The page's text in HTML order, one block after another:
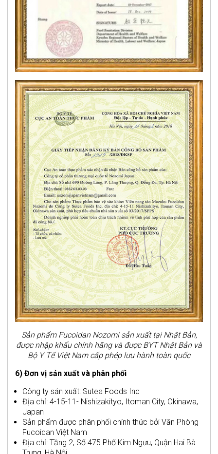
Sản phẩm Fucoidan Nozomi sản xuất tại Nhật Bản,
được nhập khẩu chính hãng và được BYT Nhật Bản và
Bộ Y Tế Việt Nam cấp phép lưu hành toàn quốc
6) Đơn vị sản xuất và phân phối
Công ty sản xuất: Sutea Foods Inc
Địa chỉ: 4-15-11- Nishizakityo, Itoman City, Okinawa,
Japan
Sản phẩm được phân phối chính thức bởi Văn Phòng
Fucoidan Việt Nam
Địa chỉ: Tầng 2, Số 475 Phố Kim Ngưu, Quận Hai Bà